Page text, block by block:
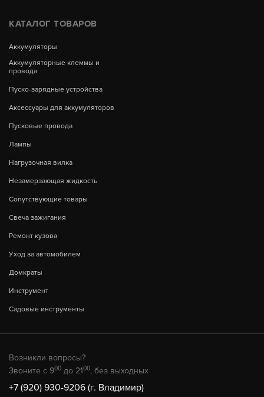
КАТАЛОГ ТОВАРОВ
Аккумуляторы
Аккумуляторные клеммы и
провода
Пуско-зарядные устройства
Аксессуары для аккумуляторов
Пусковые провода
Лампы
Нагрузочная вилка
Незамерзающая жидкость
Сопутствующие товары
Свеча зажигания
Ремонт кузова
Уход за автомобилем
Домкраты
Инструмент
Садовые инструменты
Возникли вопросы?
Звоните с 900 до 2100, без выходных
+7 (920) 930-9206 (г. Владимир)